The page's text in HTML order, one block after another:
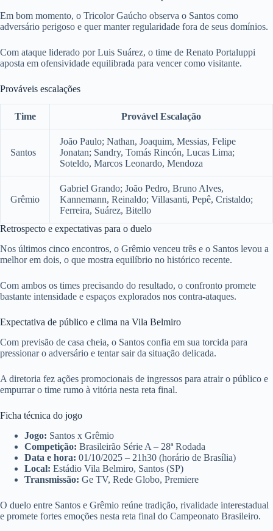
Em bom momento, o Tricolor Gaúcho observa o Santos como
adversário perigoso e quer manter regularidade fora de seus domínios.
Com ataque liderado por Luis Suárez, o time de Renato Portaluppi
aposta em ofensividade equilibrada para vencer como visitante.
Prováveis escalações
Time Provável Escalação
Santos
João Paulo; Nathan, Joaquim, Messias, Felipe
Jonatan; Sandry, Tomás Rincón, Lucas Lima;
Soteldo, Marcos Leonardo, Mendoza
Grêmio
Gabriel Grando; João Pedro, Bruno Alves,
Kannemann, Reinaldo; Villasanti, Pepê, Cristaldo;
Ferreira, Suárez, Bitello
Retrospecto e expectativas para o duelo
Nos últimos cinco encontros, o Grêmio venceu três e o Santos levou a
melhor em dois, o que mostra equilíbrio no histórico recente.
Com ambos os times precisando do resultado, o confronto promete
bastante intensidade e espaços explorados nos contra-ataques.
Expectativa de público e clima na Vila Belmiro
Com previsão de casa cheia, o Santos confia em sua torcida para
pressionar o adversário e tentar sair da situação delicada.
A diretoria fez ações promocionais de ingressos para atrair o público e
empurrar o time rumo à vitória nesta reta final.
Ficha técnica do jogo
Jogo: Santos x Grêmio
Competição: Brasileirão Série A – 28ª Rodada
Data e hora: 01/10/2025 – 21h30 (horário de Brasília)
Local: Estádio Vila Belmiro, Santos (SP)
Transmissão: Ge TV, Rede Globo, Premiere
O duelo entre Santos e Grêmio reúne tradição, rivalidade interestadual
e promete fortes emoções nesta reta final do Campeonato Brasileiro.